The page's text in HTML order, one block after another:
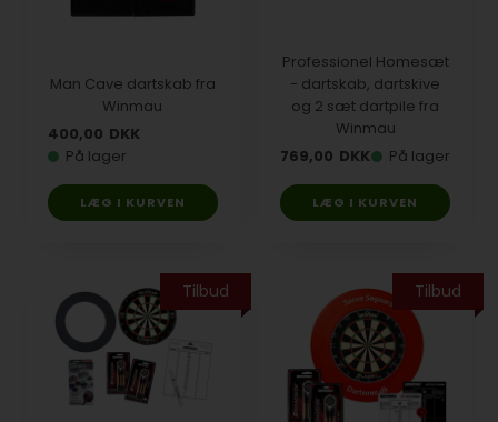
Man Cave dartskab fra
Winmau
400,00 DKK
På lager
Professionel Homesæt
- dartskab, dartskive
og 2 sæt dartpile fra
Winmau
769,00 DKK På lager
Tilbud Tilbud